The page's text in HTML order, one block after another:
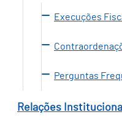
Execuções
Perguntas
Relações